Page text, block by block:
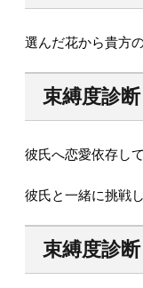
選んだ花から貴方
束縛度診
彼氏へ恋愛依存し
彼氏と一緒に挑戦
束縛度診